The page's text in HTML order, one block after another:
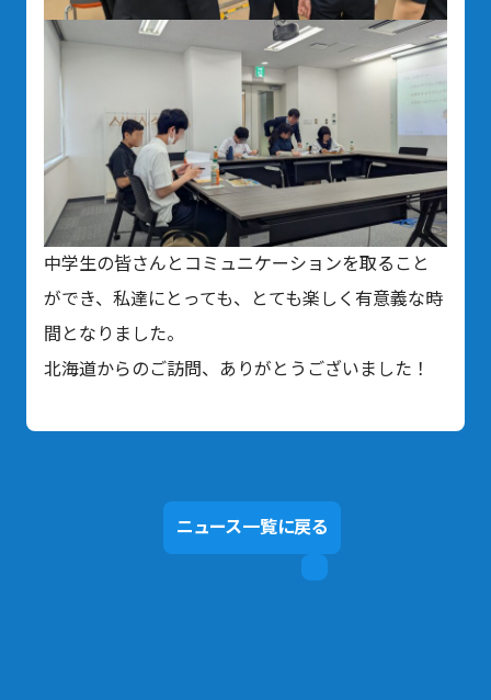
中学生の皆さんとコミュニケーションを取ること
ができ、私達にとっても、とても楽しく有意義な時
間となりました。
北海道からのご訪問、ありがとうございました！
ニュース一覧に戻る